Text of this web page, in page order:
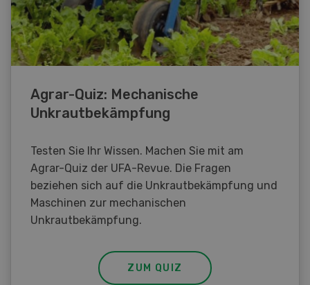
Agrar-Quiz: Mechanische
Unkrautbekämpfung
Testen Sie Ihr Wissen. Machen Sie mit am
Agrar-Quiz der UFA-Revue. Die Fragen
beziehen sich auf die Unkrautbekämpfung und
Maschinen zur mechanischen
Unkrautbekämpfung.
ZUM QUIZ